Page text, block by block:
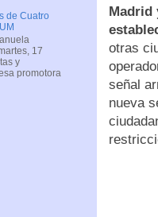
Madrid
otras
señal
nueva
de Cuatro
17
y
promotora